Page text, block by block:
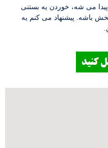
می شه، خوردن یه بستنی
باشه. پیشنهاد می کنم یه